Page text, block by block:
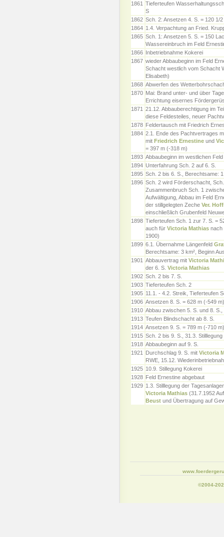
1861 Tieferteufen
S
1862 Sch. 2: Ansetzen 4. S. = 120 1/
1864 1.4. Verpachtung an Fried.
1865 Sch. 1: Ansetzen 5. S. = 150
Wassereinbruch im Feld
1866 Inbetriebnahme Kokerei
1867 wieder Abbaubeginn im Feld
Schacht westlich vom Schacht
Elisabeth)
1868 Abwerfen des
1870 Mai: Brand unter- und über
Errichtung eisernes
1871 21.12. Abbauberechtigung im
diese Feldesteiles, neuer
1878 Feldertausch mit Friedrich
1884 2.1. Ende des Pachtvertrages
mit Friedrich Ernestine und
= 397 m (-318 m)
1893 Abbaubeginn im westlichen
1894 Unterfahrung Sch. 2 auf 6. S.
1895 Sch. 2 bis 6. S., Berechtsame:
1896 Sch. 2 wird Förderschacht,
Zusammenbruch Sch. 1
Aufwältigung, Abbau im Feld
der stillgelegten Zeche Ver.
einschließlich Grubenfeld
1898 Tieferteufen Sch. 1 zur 7. S. =
auch für Victoria Mathias nach
1900)
1899 6.1. Übernahme Längenfeld
Berechtsame: 3 km², Beginn
1901 Abbauvertrag mit Victoria
der 6. S. Victoria Mathias
1902 Sch. 2 bis 7. S.
1903 Tieferteufen Sch. 2
1905 11.1. - 4.2. Streik, Tieferteufen
1906 Ansetzen 8. S. = 628 m (-549 m)
1910 Abbau zwischen 5. S. und 8.
1913 Teufen Blindschacht ab 8. S.
1914 Ansetzen 9. S. = 789 m (-710
1915 Sch. 2 bis 9. S., 31.3. Stilllegung
1918 Abbaubeginn auf 9. S.
1921
Durchschlag 9. S. mit Victoria
RWE, 15.12.
1925 10.9. Stillegung Kokerei
1928 Feld Ernestine abgebaut
1929 1.3. Stilllegung der
Victoria Mathias (31.7.1952
Beust und Übertragung auf
©2004-